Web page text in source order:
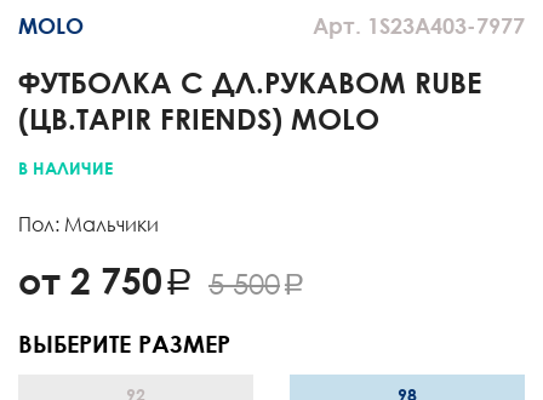
Арт. 1S23A403-7977
MOLO
ФУТБОЛКА С ДЛ.РУКАВОМ RUBE
(ЦВ.TAPIR FRIENDS) MOLO
В НАЛИЧИЕ
Пол: Мальчики
от 2 750 5 500
ВЫБЕРИТЕ РАЗМЕР
92 98